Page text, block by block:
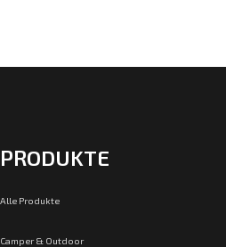
PRODUKTE
Alle Produkte
Camper & Outdoor